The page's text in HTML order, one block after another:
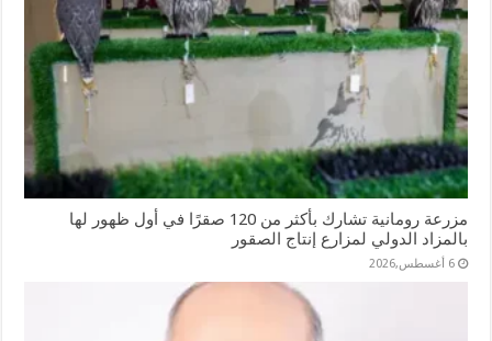
مزرعة رومانية تشارك بأكثر من 120 صقرًا في أول ظهور لها
بالمزاد الدولي لمزارع إنتاج الصقور
6 أغسطس,2026